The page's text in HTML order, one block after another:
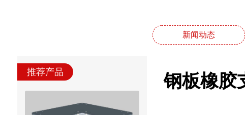
新闻动态
推荐产品
钢板橡胶